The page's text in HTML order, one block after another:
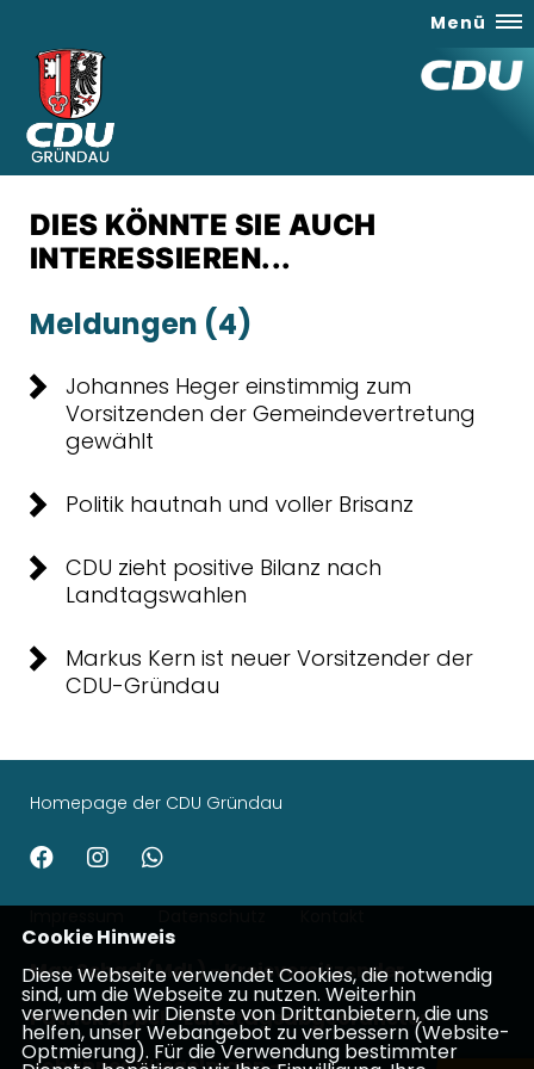
Menü
DIES KÖNNTE SIE AUCH
INTERESSIEREN...
Meldungen (4)
Johannes Heger einstimmig zum
Vorsitzenden der Gemeindevertretung
gewählt
Politik hautnah und voller Brisanz
CDU zieht positive Bilanz nach
Landtagswahlen
Markus Kern ist neuer Vorsitzender der
CDU-Gründau
Homepage der CDU Gründau
Max Schad (MdL) - Kreisvorsitzender
Patrick Appel - Landtagsabgeordneter
Cookie Hinweis
Diese Webseite verwendet Cookies, die notwendig
sind, um die Webseite zu nutzen. Weiterhin
verwenden wir Dienste von Drittanbietern, die uns
helfen, unser Webangebot zu verbessern (Website-
Optmierung). Für die Verwendung bestimmter